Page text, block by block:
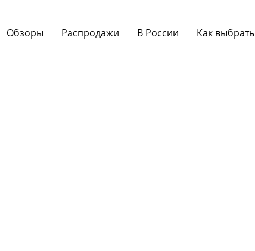
Обзоры Распродажи В России Как выбрать